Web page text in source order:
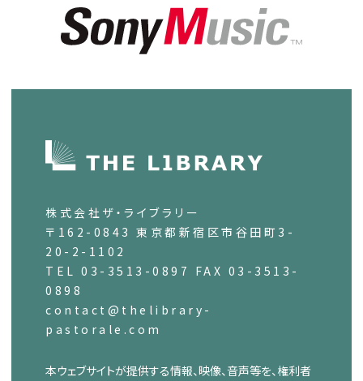
株式会社ザ・ライブラリー
〒162-0843 東京都新宿区市谷田町3-
20-2-1102
TEL 03-3513-0897 FAX 03-3513-
0898
contact@thelibrary-
pastorale.com
本ウェブサイトが提供する情報、映像、音声等を、権利者